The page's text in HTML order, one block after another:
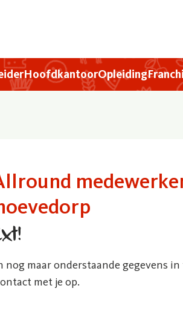
HoofdkantoorOpleiding
nog maar onderstaande gegevens
met je op.